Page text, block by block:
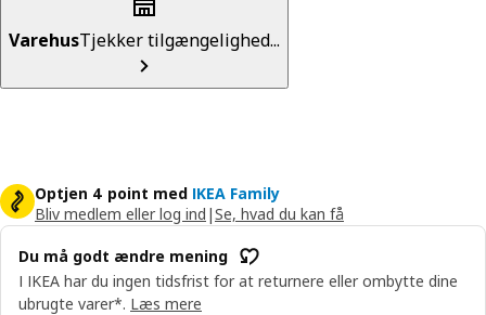
VarehusTjekker tilgængelighed...
Optjen 4 point med IKEA Family
Bliv medlem eller log ind |Se, hvad du kan få
Du må godt ændre mening
I IKEA har du ingen tidsfrist for at returnere eller ombytte dine
ubrugte varer*. Læs mere